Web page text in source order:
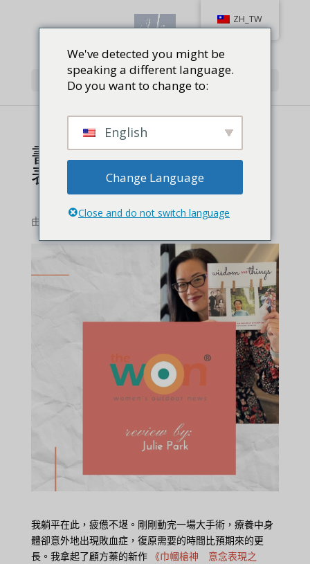
Select Page
書目：《巾幗槍神 意念
表現之源》 作者：朴朱莉
（Julie Park）
由 顧方蓁
我躺平在此，疲憊不堪。剛剛動完一場大手術，療養中身
體卻意外地出現敗血症，復原需要的時間比預期來的更
長。我拿起了顧方蓁的新作 《巾幗槍神 意念表現之
ZH_TW
We've detected you might be
speaking a different language.
Do you want to change to:
English
Change Language
Close and do not switch language